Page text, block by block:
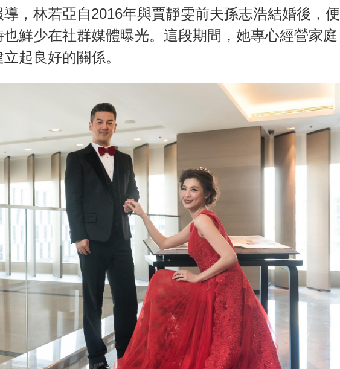
，林若亞自2016年與賈靜雯前夫孫志浩結婚後，便
鮮少在社群媒體曝光。這段期間，她專心經營家庭
起良好的關係。